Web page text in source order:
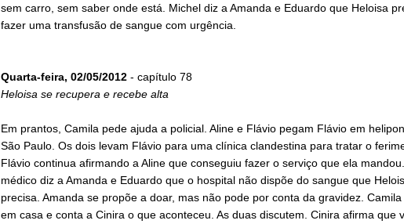
sem carro, sem saber onde está. Michel diz a Amanda e Eduardo que Heloisa
fazer uma transfusão de sangue com urgência.
Quarta-feira, 02/05/2012- capítulo 78
Heloisa se recupera e recebe alta
Em prantos, Camila pede ajuda a policial. Aline e Flávio pegam Flávio em
São Paulo. Os dois levam Flávio para uma clínica clandestina para tratar o
Flávio continua afirmando a Aline que conseguiu fazer o serviço que ela
médico diz a Amanda e Eduardo que o hospital não dispõe do sangue que
precisa. Amanda se propõe a doar, mas não pode por conta da gravidez. Camila
em casa e conta a Cinira o que aconteceu. As duas discutem. Cinira afirma que